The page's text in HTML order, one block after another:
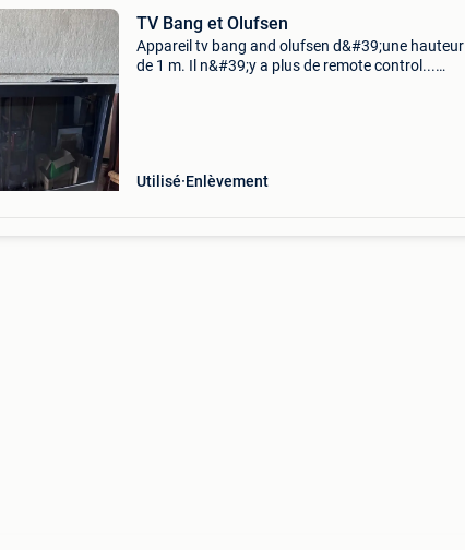
TV Bang et Olufsen
Appareil tv bang and olufsen d&#39;une hauteur
de 1 m. Il n&#39;y a plus de remote control...
Utilisé Enlèvement